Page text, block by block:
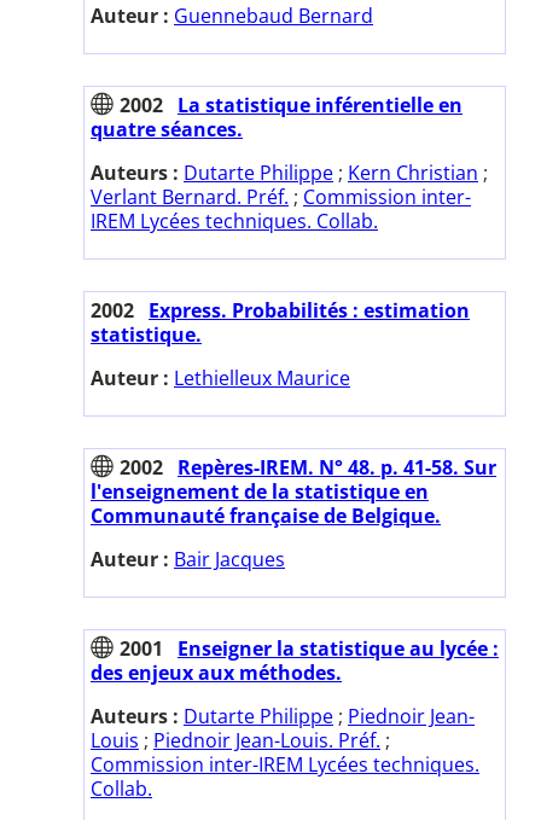
Auteur : Guennebaud Bernard
2002 La statistique inférentielle en
quatre séances.
Auteurs : Dutarte Philippe ; Kern Christian ;
Verlant Bernard. Préf. ; Commission inter-
IREM Lycées techniques. Collab.
2002 Express. Probabilités : estimation
statistique.
Auteur : Lethielleux Maurice
2002 Repères-IREM. N° 48. p. 41-58. Sur
l'enseignement de la statistique en
Communauté française de Belgique.
Auteur : Bair Jacques
2001
Enseigner la statistique au lycée :
des enjeux aux méthodes.
Auteurs : Dutarte Philippe ; Piednoir Jean-
Louis ; Piednoir Jean-Louis. Préf. ;
Commission inter-IREM Lycées techniques.
Collab.